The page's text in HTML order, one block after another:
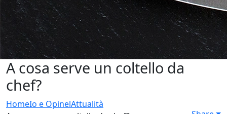
A cosa serve un coltello da
chef?
HomeIo e OpinelAttualità